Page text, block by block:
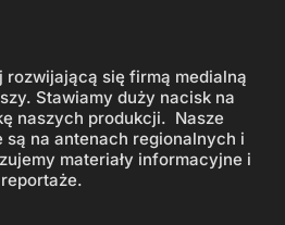
rozwijającą się firmą medialną
Stawiamy duży nacisk na
naszych produkcji. Nasze
są na antenach regionalnych i
materiały informacyjne i
reportaże.